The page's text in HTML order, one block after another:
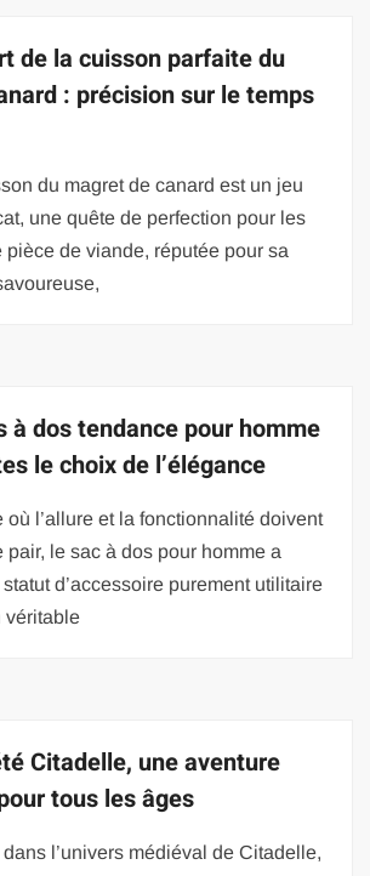
de la cuisson parfaite du
: précision sur le temps
du magret de canard est un jeu
une quête de perfection pour les
pièce de viande, réputée pour sa
à dos tendance pour homme
le choix de l’élégance
où l’allure et la fonctionnalité doivent
pair, le sac à dos pour homme a
d’accessoire purement utilitaire
véritable
Citadelle, une aventure
tous les âges
l’univers médiéval de Citadelle,